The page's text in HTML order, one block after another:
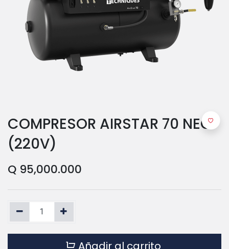
COMPRESOR AIRSTAR 70 NEO
(220V)
Q 95,000.000
Añadir al carrito